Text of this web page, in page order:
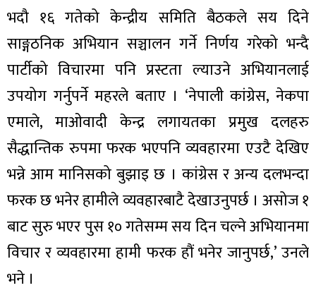
भदौ १६ गतेको केन्द्रीय समिति बैठकले सय दिने
साङ्गठनिक अभियान सञ्चालन गर्ने निर्णय गरेको भन्दै
पार्टीको विचारमा पनि प्रस्टता ल्याउने अभियानलाई
उपयोग गर्नुपर्ने महरले बताए । ‘नेपाली कांग्रेस, नेकपा
एमाले, माओवादी केन्द्र लगायतका प्रमुख दलहरु
सैद्धान्तिक रुपमा फरक भएपनि व्यवहारमा एउटै देखिए
भन्ने आम मानिसको बुझाइ छ । कांग्रेस र अन्य दलभन्दा
फरक छ भनेर हामीले व्यवहारबाटै देखाउनुपर्छ । असोज १
बाट सुरु भएर पुस १० गतेसम्म सय दिन चल्ने अभियानमा
विचार र व्यवहारमा हामी फरक हौं भनेर जानुपर्छ,’ उनले
भने ।